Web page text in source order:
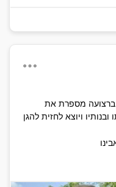
ברצועה מספרת את
ויוצא לחזית להגן